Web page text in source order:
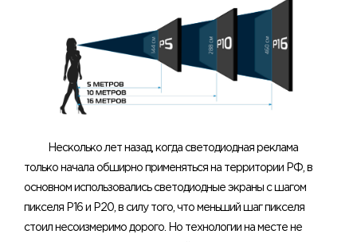
Несколько лет назад, когда светодиодная реклама
только начала обширно применяться на территории РФ, в
основном использовались светодиодные экраны с шагом
пикселя Р16 и Р20, в силу того, что меньший шаг пикселя
стоил несоизмеримо дорого. Но технологии на месте не